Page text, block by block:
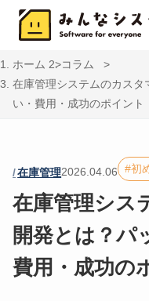
ホーム
コラム
在庫管理システムのカス
い・費用・成功のポイント
在庫管理2026.04.06 初
在庫管理シス
開発とは？パ
費用・成功の